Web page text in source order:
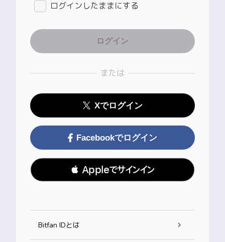
ログインしたままにする
または
Xでログイン
Facebookでログイン
 Appleでサインイン
Bitfan IDとは